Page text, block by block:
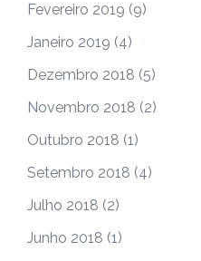
Fevereiro 2019 (9)
Janeiro 2019 (4)
Dezembro 2018 (5)
Novembro 2018 (2)
Outubro 2018 (1)
Setembro 2018 (4)
Julho 2018 (2)
Junho 2018 (1)